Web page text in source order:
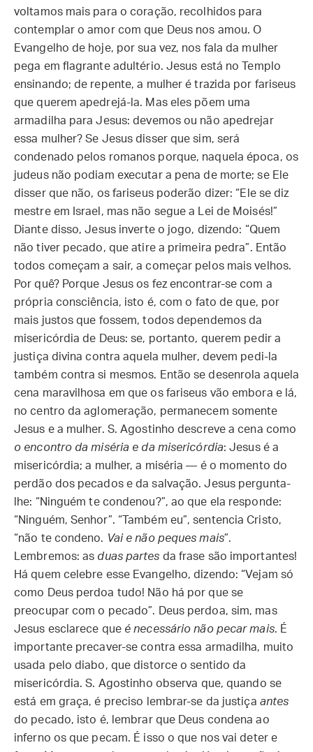
voltamos mais para o coração, recolhidos para
contemplar o amor com que Deus nos amou. O
Evangelho de hoje, por sua vez, nos fala da mulher
pega em flagrante adultério. Jesus está no Templo
ensinando; de repente, a mulher é trazida por fariseus
que querem apedrejá-la. Mas eles põem uma
armadilha para Jesus: devemos ou não apedrejar
essa mulher? Se Jesus disser que sim, será
condenado pelos romanos porque, naquela época, os
judeus não podiam executar a pena de morte; se Ele
disser que não, os fariseus poderão dizer: “Ele se diz
mestre em Israel, mas não segue a Lei de Moisés!”
Diante disso, Jesus inverte o jogo, dizendo: “Quem
não tiver pecado, que atire a primeira pedra”. Então
todos começam a sair, a começar pelos mais velhos.
Por quê? Porque Jesus os fez encontrar-se com a
própria consciência, isto é, com o fato de que, por
mais justos que fossem, todos dependemos da
misericórdia de Deus: se, portanto, querem pedir a
justiça divina contra aquela mulher, devem pedi-la
também contra si mesmos. Então se desenrola aquela
cena maravilhosa em que os fariseus vão embora e lá,
no centro da aglomeração, permanecem somente
Jesus e a mulher. S. Agostinho descreve a cena como
o encontro da miséria e da misericórdia: Jesus é a
misericórdia; a mulher, a miséria — é o momento do
perdão dos pecados e da salvação. Jesus pergunta-
lhe: “Ninguém te condenou?”, ao que ela responde:
“Ninguém, Senhor”. “Também eu”, sentencia Cristo,
“não te condeno. Vai e não peques mais”.
Lembremos: as duas partes da frase são importantes!
Há quem celebre esse Evangelho, dizendo: “Vejam só
como Deus perdoa tudo! Não há por que se
preocupar com o pecado”. Deus perdoa, sim, mas
Jesus esclarece queé necessário não pecar mais. É
importante precaver-se contra essa armadilha, muito
usada pelo diabo, que distorce o sentido da
misericórdia. S. Agostinho observa que, quando se
está em graça, é preciso lembrar-se da justiça antes
do pecado, isto é, lembrar que Deus condena ao
inferno os que pecam. É isso o que nos vai deter e